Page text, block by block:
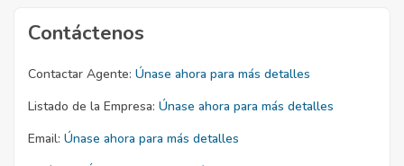
Contáctenos
Contactar Agente: Únase ahora para más detalles
Listado de la Empresa: Únase ahora para más detalles
Email: Únase ahora para más detalles